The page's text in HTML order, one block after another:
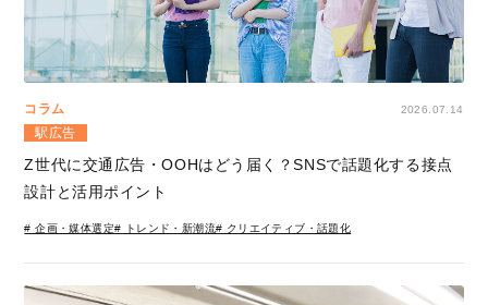
コラム 2026.07.14
駅広告
Z世代に交通広告・OOHはどう届く？SNSで話題化する接点
設計と活用ポイント
# 企画・媒体選定# トレンド・新潮流# クリエイティブ・話題化